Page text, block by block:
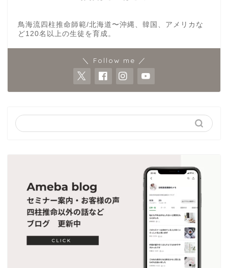
鳥海流四柱推命師範/北海道〜沖縄、韓国、アメリカな
ど120名以上の生徒を育成。
＼ Follow me ／